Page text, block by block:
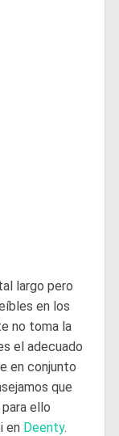
largo pero
en los
no toma la
el adecuado
en conjunto
que
ello
en Deenty.